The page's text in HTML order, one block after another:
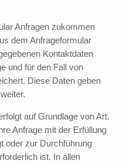
Anfragen zukommen
dem Anfrageformular
Kontaktdaten
und für den Fall von
Diese Daten geben
auf Grundlage von Art.
Anfrage mit der Erfüllung
oder zur Durchführung
ist. In allen